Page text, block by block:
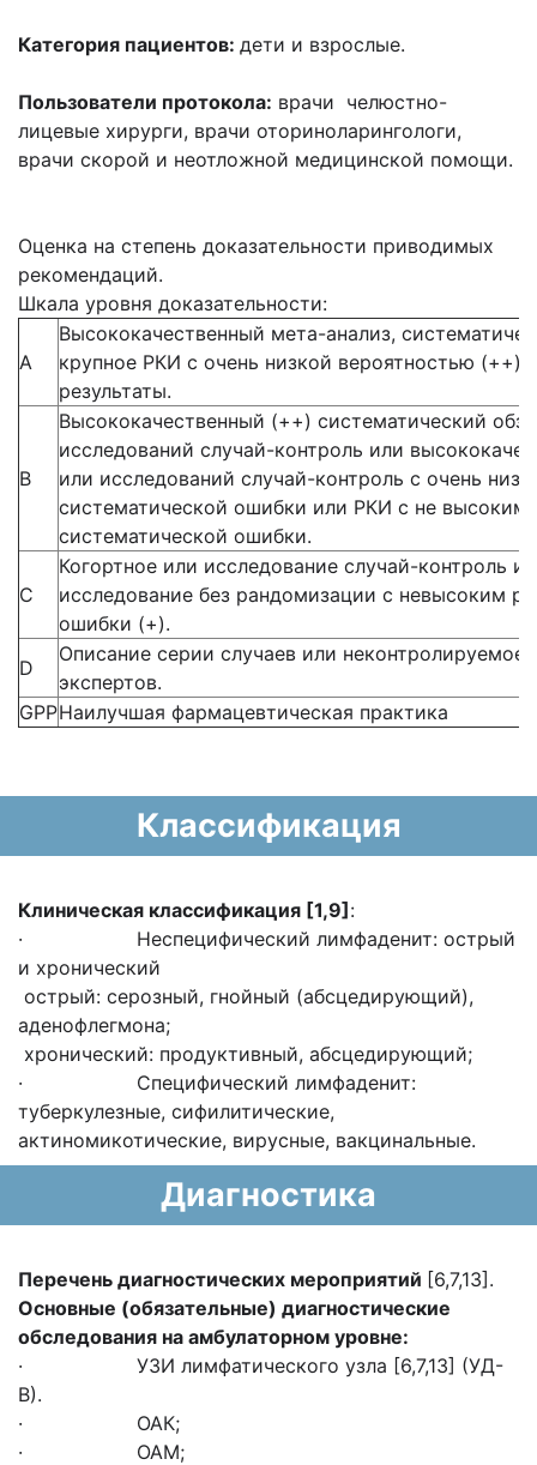
Категория пациентов: дети и взрослые.
Пользователи протокола: врачи челюстно-
лицевые хирурги, врачи оториноларингологи,
врачи скорой и неотложной медицинской помощи.
Оценка на степень доказательности приводимых
рекомендаций.
Шкала уровня доказательности:
А
Высококачественный мета-анализ,
крупное РКИ с очень низкой вероятностью (++)
результаты.
В
Высококачественный (++) систематический
исследований случай-контроль или
или исследований случай-контроль с очень
систематической ошибки или РКИ с не высоким
систематической ошибки.
С
Когортное или исследование случай-контроль
исследование без рандомизации с невысоким
ошибки (+).
D
Описание серии случаев или неконтролируемое
экспертов.
GPPНаилучшая фармацевтическая практика
Классификация
Клиническая классификация [1,9] :
· Неспецифический лимфаденит: острый
и хронический
острый: серозный, гнойный (абсцедирующий),
аденофлегмона;
хронический: продуктивный, абсцедирующий;
· Специфический лимфаденит:
туберкулезные, сифилитические,
актиномикотические, вирусные, вакцинальные.
Диагностика
Перечень диагностических мероприятий [6,7,13].
Основные (обязательные) диагностические
обследования на амбулаторном уровне:
· УЗИ лимфатического узла [6,7,13] (УД-
В).
· ОАК;
· ОАМ;